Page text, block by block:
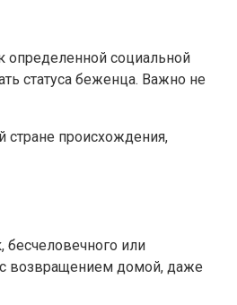
определенной социальной
статуса беженца. Важно не
происхождения,
бесчеловечного или
с возвращением домой, даже